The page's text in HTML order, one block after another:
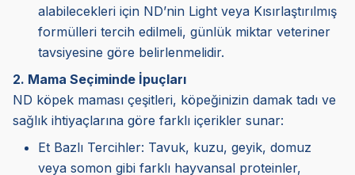
alabilecekleri için ND’nin Light veya Kısırlaştırılmış
formülleri tercih edilmeli, günlük miktar veteriner
tavsiyesine göre belirlenmelidir.
2. Mama Seçiminde İpuçları
ND köpek maması çeşitleri, köpeğinizin damak tadı ve
sağlık ihtiyaçlarına göre farklı içerikler sunar:
Et Bazlı Tercihler: Tavuk, kuzu, geyik, domuz
veya somon gibi farklı hayvansal proteinler,